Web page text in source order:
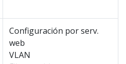
Configuración por serv.
web
VLAN